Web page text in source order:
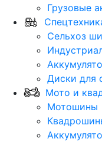
Грузовые
Сельхоз
Диски для
Мото и
Мотошины